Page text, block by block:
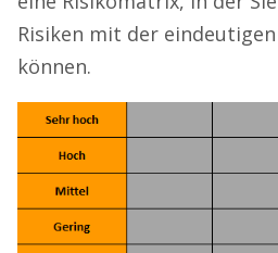
Risiken mit der
können.